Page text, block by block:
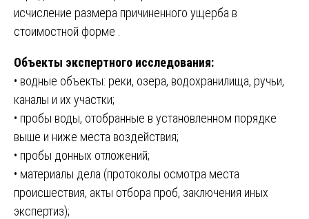
исчисление размера причиненного ущерба в
стоимостной форме .
Объекты экспертного исследования:
• водные объекты: реки, озера, водохранилища, ручьи,
каналы и их участки;
• пробы воды, отобранные в установленном порядке
выше и ниже места воздействия;
• пробы донных отложений;
• материалы дела (протоколы осмотра места
происшествия, акты отбора проб, заключения иных
экспертиз);